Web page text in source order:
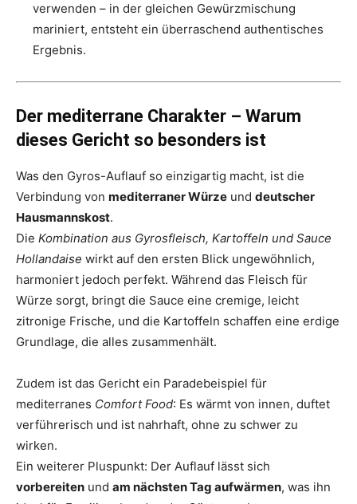
verwenden – in der gleichen Gewürzmischung
mariniert, entsteht ein überraschend authentisches
Ergebnis.
Der mediterrane Charakter – Warum
dieses Gericht so besonders ist
Was den Gyros-Auflauf so einzigartig macht, ist die
Verbindung von mediterraner Würze und deutscher
Hausmannskost.
Die Kombination aus Gyrosfleisch, Kartoffeln und Sauce
Hollandaise wirkt auf den ersten Blick ungewöhnlich,
harmoniert jedoch perfekt. Während das Fleisch für
Würze sorgt, bringt die Sauce eine cremige, leicht
zitronige Frische, und die Kartoffeln schaffen eine erdige
Grundlage, die alles zusammenhält.
Zudem ist das Gericht ein Paradebeispiel für
mediterranes Comfort Food: Es wärmt von innen, duftet
verführerisch und ist nahrhaft, ohne zu schwer zu
wirken.
Ein weiterer Pluspunkt: Der Auflauf lässt sich
vorbereiten und am nächsten Tag aufwärmen, was ihn